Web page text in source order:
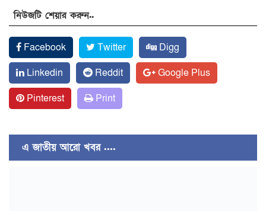
নিউজটি শেয়ার করুন..
Facebook Twitter
Digg
Linkedin
Reddit
Google Plus
Pinterest
Print
এ জাতীয় আরো খবর ....